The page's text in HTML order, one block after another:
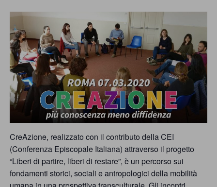
comunicazione
specificamente
dedicato
fenomeno
del
razzismo
curato
da
Lunaria
CreAzione, realizzato con il contributo della CEI
(Conferenza Episcopale Italiana) attraverso il progetto
“Liberi di partire, liberi di restare”, è un percorso sui
fondamenti storici, sociali e antropologici della mobilità